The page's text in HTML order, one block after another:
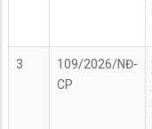
3
109/2026/NĐ-
CP